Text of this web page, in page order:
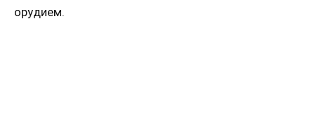
орудием.